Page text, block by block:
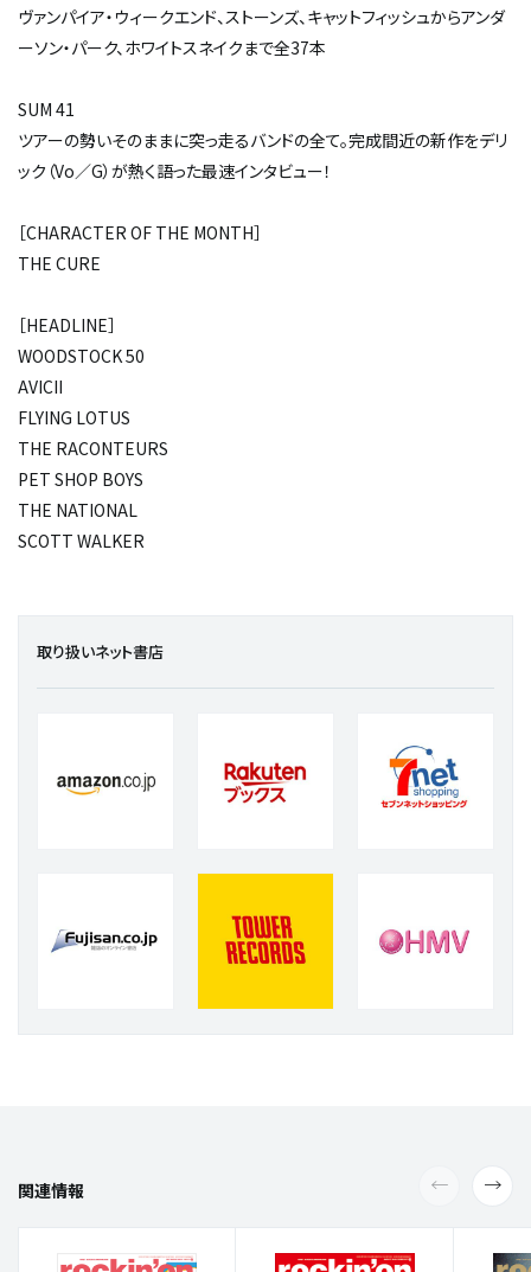
ヴァンパイア・ウィークエンド、ストーンズ、キャットフィッシュからアンダ
ーソン・パーク、ホワイトスネイクまで全37本
SUM 41
ツアーの勢いそのままに突っ走るバンドの全て。完成間近の新作をデリ
ック（Vo／G）が熱く語った最速インタビュー！
［CHARACTER OF THE MONTH］
THE CURE
［HEADLINE］
WOODSTOCK 50
AVICII
FLYING LOTUS
THE RACONTEURS
PET SHOP BOYS
THE NATIONAL
SCOTT WALKER
取り扱いネット書店
関連情報